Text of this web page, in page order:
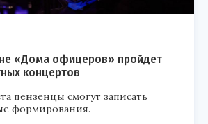
«Дома офицеров» пройдет
концертов
пензенцы смогут записать
формирования.